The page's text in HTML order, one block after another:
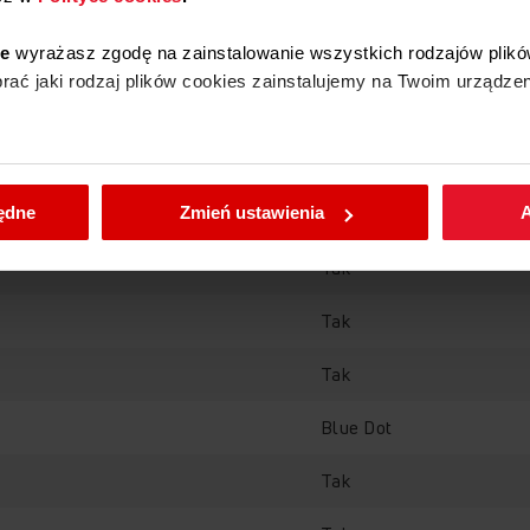
wyrażasz zgodę na zainstalowanie wszystkich rodzajów
jaki rodzaj plików cookies zainstalujemy na Twoim
wybrane przez Ciebie ustawienia plików cookies wchodząc
Zmień ustawienia
Tak
Tak
Tak
Blue Dot
Tak